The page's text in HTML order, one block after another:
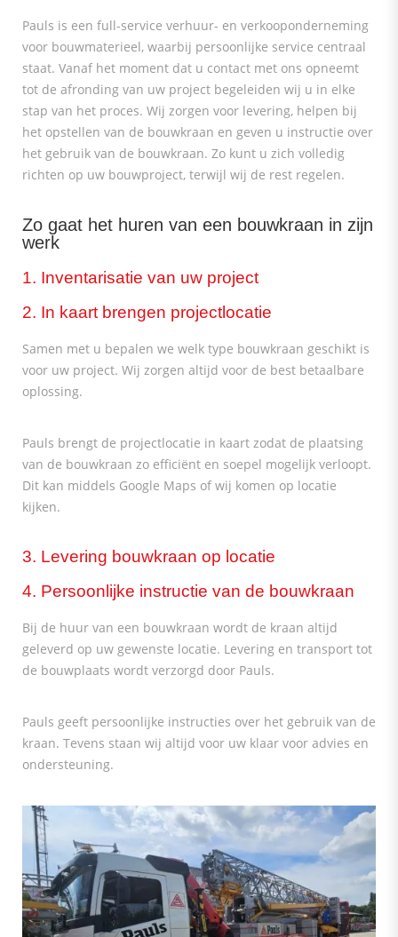
Pauls is een full-service verhuur- en verkooponderneming
voor bouwmaterieel, waarbij persoonlijke service centraal
staat. Vanaf het moment dat u contact met ons opneemt
tot de afronding van uw project begeleiden wij u in elke
stap van het proces. Wij zorgen voor levering, helpen bij
het opstellen van de bouwkraan en geven u instructie over
het gebruik van de bouwkraan. Zo kunt u zich volledig
richten op uw bouwproject, terwijl wij de rest regelen.
Zo gaat het huren van een bouwkraan in zijn
werk
1. Inventarisatie van uw project
2. In kaart brengen projectlocatie
Samen met u bepalen we welk type bouwkraan geschikt is
voor uw project. Wij zorgen altijd voor de best betaalbare
oplossing.
Pauls brengt de projectlocatie in kaart zodat de plaatsing
van de bouwkraan zo efficiënt en soepel mogelijk verloopt.
Dit kan middels Google Maps of wij komen op locatie
kijken.
3. Levering bouwkraan op locatie
4. Persoonlijke instructie van de bouwkraan
Bij de huur van een bouwkraan wordt de kraan altijd
geleverd op uw gewenste locatie. Levering en transport tot
de bouwplaats wordt verzorgd door Pauls.
Pauls geeft persoonlijke instructies over het gebruik van de
kraan. Tevens staan wij altijd voor uw klaar voor advies en
ondersteuning.